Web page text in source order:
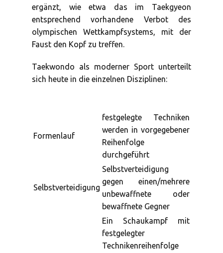
ergänzt, wie etwa das im Taekgyeon
entsprechend vorhandene Verbot des
olympischen Wettkampfsystems, mit der
Faust den Kopf zu treffen.
Taekwondo als moderner Sport unterteilt
sich heute in die einzelnen Disziplinen:
Formenlauf
festgelegte Techniken
werden in vorgegebener
Reihenfolge
durchgeführt
Selbstverteidigung
Selbstverteidigung
gegen einen/mehrere
unbewaffnete oder
bewaffnete Gegner
Ein Schaukampf mit
festgelegter
Technikenreihenfolge